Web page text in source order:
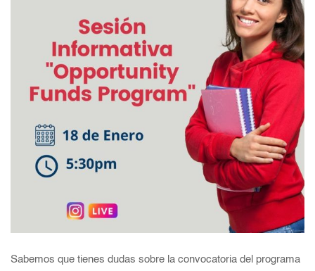
Sabemos que tienes dudas sobre la convocatoria del programa